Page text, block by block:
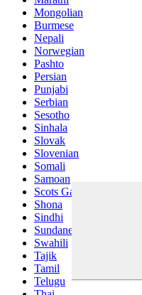
Mongolian
Burmese
Nepali
Norwegian
Pashto
Persian
Punjabi
Serbian
Sesotho
Sinhala
Slovak
Slovenian
Somali
Samoan
Scots Gaelic
Shona
Sindhi
Sundanese
Swahili
Tajik
Tamil
Telugu